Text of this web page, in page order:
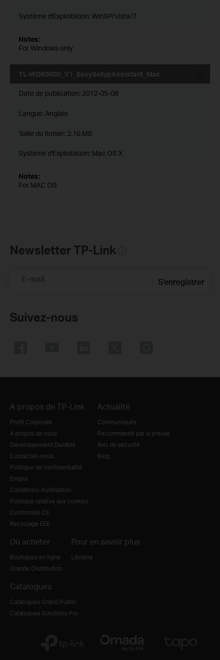
Système d'Exploitation: WinXP/Vista/7
Notes:
For Windows only
TL-WDR3600_V1_EasySetupAssistant_Mac
Date de publication: 2012-05-08
Langue: Anglais
Taille du fichier: 2.16 MB
Système d'Exploitation: Mac OS X
Notes:
For MAC OS
Newsletter TP-Link
E-mail S'enregistrer
Suivez-nous
A propos de TP-Link
Profil Corporate
A propos de nous
Développement Durable
Contactez-nous
Politique de confidentialité
Emploi
Conditions d'utilisation
Politique relative aux cookies
Conformité CE
Recyclage EEE
Actualité
Communiqués
Recommandé par la presse
Avis de sécurité
Blog
Où acheter
Boutiques en ligne
Grande Distribution
Pour en savoir plus
Librairie
Catalogues
Catalogues Grand Public
Catalogues Solutions Pro